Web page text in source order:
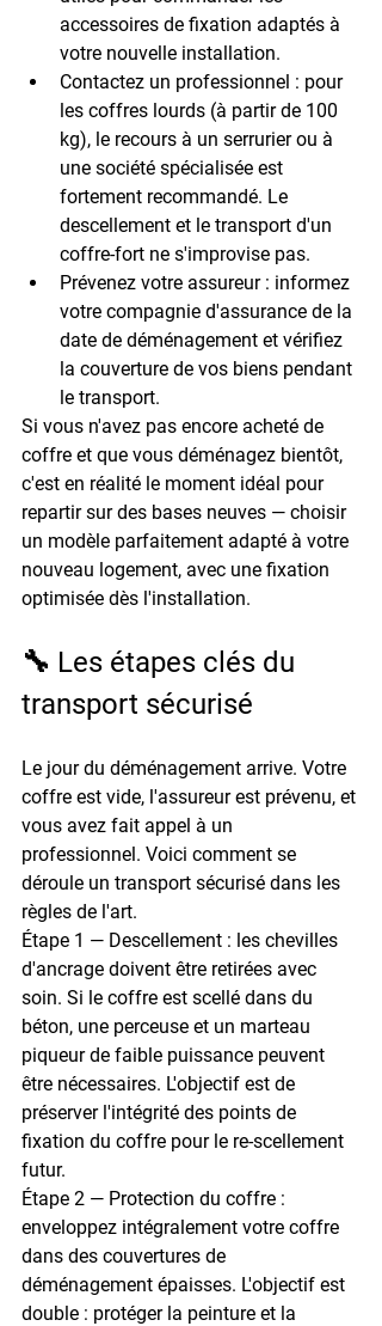
accessoires de fixation adaptés à
votre nouvelle installation.
Contactez un professionnel : pour
les coffres lourds (à partir de 100
kg), le recours à un serrurier ou à
une société spécialisée est
fortement recommandé. Le
descellement et le transport d'un
coffre-fort ne s'improvise pas.
Prévenez votre assureur : informez
votre compagnie d'assurance de la
date de déménagement et vérifiez
la couverture de vos biens pendant
le transport.
Si vous n'avez pas encore acheté de
coffre et que vous déménagez bientôt,
c'est en réalité le moment idéal pour
repartir sur des bases neuves — choisir
un modèle parfaitement adapté à votre
nouveau logement, avec une fixation
optimisée dès l'installation.
🔧 Les étapes clés du
transport sécurisé
Le jour du déménagement arrive. Votre
coffre est vide, l'assureur est prévenu, et
vous avez fait appel à un
professionnel. Voici comment se
déroule un transport sécurisé dans les
règles de l'art.
Étape 1 — Descellement : les chevilles
d'ancrage doivent être retirées avec
soin. Si le coffre est scellé dans du
béton, une perceuse et un marteau
piqueur de faible puissance peuvent
être nécessaires. L'objectif est de
préserver l'intégrité des points de
fixation du coffre pour le re-scellement
futur.
Étape 2 — Protection du coffre :
enveloppez intégralement votre coffre
dans des couvertures de
déménagement épaisses. L'objectif est
double : protéger la peinture et la